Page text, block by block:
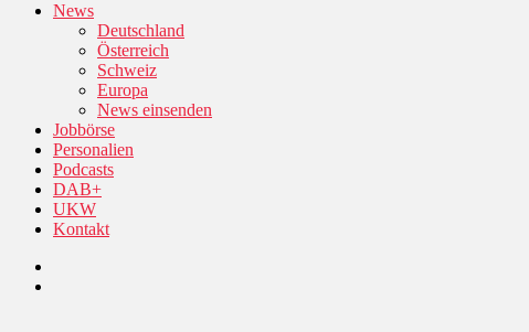
News
Deutschland
Österreich
Schweiz
Europa
News einsenden
Jobbörse
Personalien
Podcasts
DAB+
UKW
Kontakt